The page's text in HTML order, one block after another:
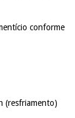
conforme
(resfriamento)